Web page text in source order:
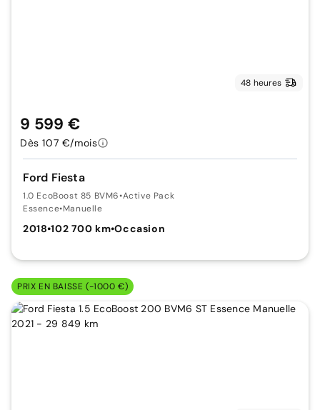
48 heures
Ford Fiesta
1.0 EcoBoost 85 BVM6•Active Pack
Essence•Manuelle
2018•102 700 km•Occasion
9 599 €
Dès 107 €/mois
PRIX EN BAISSE (-1000 €)